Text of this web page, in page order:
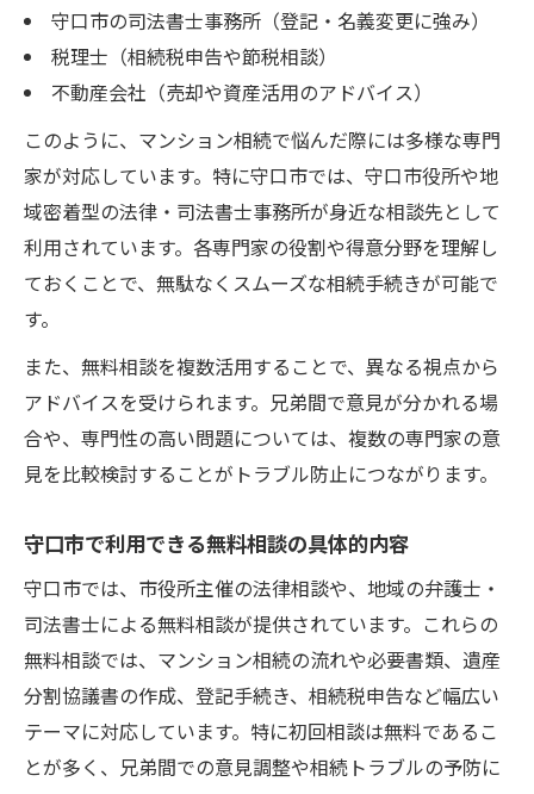
守口市の司法書士事務所（登記・名義変更に強み）
税理士（相続税申告や節税相談）
不動産会社（売却や資産活用のアドバイス）
このように、マンション相続で悩んだ際には多様な専門
家が対応しています。特に守口市では、守口市役所や地
域密着型の法律・司法書士事務所が身近な相談先として
利用されています。各専門家の役割や得意分野を理解し
ておくことで、無駄なくスムーズな相続手続きが可能で
す。
また、無料相談を複数活用することで、異なる視点から
アドバイスを受けられます。兄弟間で意見が分かれる場
合や、専門性の高い問題については、複数の専門家の意
見を比較検討することがトラブル防止につながります。
守口市で利用できる無料相談の具体的内容
守口市では、市役所主催の法律相談や、地域の弁護士・
司法書士による無料相談が提供されています。これらの
無料相談では、マンション相続の流れや必要書類、遺産
分割協議書の作成、登記手続き、相続税申告など幅広い
テーマに対応しています。特に初回相談は無料であるこ
とが多く、兄弟間での意見調整や相続トラブルの予防に